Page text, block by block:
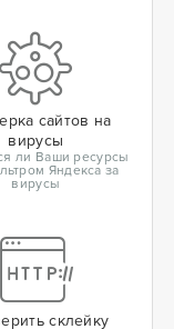
сайтов на
вирусы
ли Ваши ресурсы
Яндекса за
вирусы
склейку